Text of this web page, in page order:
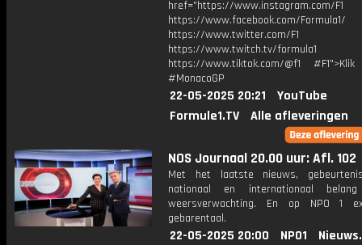
href="https://www.instagram.com/F1
https://www.facebook.com/Formula1/
https://www.twitter.com/F1
https://www.twitch.tv/formula1
https://www.tiktok.com/@f1
#MonacoGP
22-05-2025 20:21
YouTube
Formule1.TV
Alle afleveringen
NOS Journaal 20.00 uur: Afl. 102
Met het laatste nieuws,
nationaal en internationaal
weersverwachting. En op NPO 1
gebarentaal.
22-05-2025 20:00 NPO1